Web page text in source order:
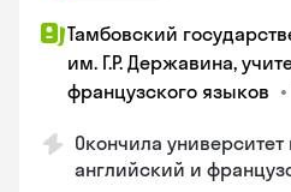
Тамбовский
им. Г.Р. Державина,
французского языков •
Окончила
английский и